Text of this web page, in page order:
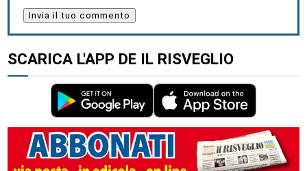
SCARICA L'APP DE IL RISVEGLIO